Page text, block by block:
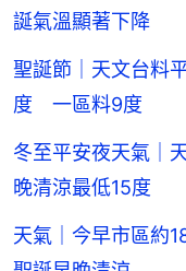
誕氣溫顯著下降
聖誕節｜天文台料
度 一區料9度
冬至平安夜天氣｜
晚清涼最低15度
天氣｜今早市區